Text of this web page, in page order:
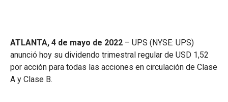
ATLANTA, 4 de mayo de 2022 – UPS (NYSE: UPS)
anunció hoy su dividendo trimestral regular de USD 1,52
por acción para todas las acciones en circulación de Clase
A y Clase B.